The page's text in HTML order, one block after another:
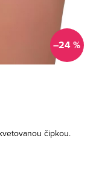
–24 %
čipkou.